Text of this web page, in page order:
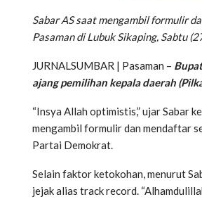
Sabar AS saat mengambil formulir
Pasaman di Lubuk Sikaping, Sabtu
JURNALSUMBAR | Pasaman –
ajang pemilihan kepala daerah
“Insya Allah optimistis,” ujar Sabar
mengambil formulir dan mendaftar
Partai Demokrat.
Selain faktor ketokohan, menurut
jejak alias track record.